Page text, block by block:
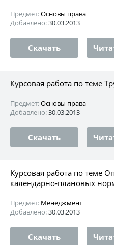
Предмет:Основы права
Добавлено:30.03.2013
Скачать
Курсовая работа по теме
Предмет:Основы права
Добавлено:30.03.2013
Скачать
Курсовая работа по теме
календарно-плановых
Предмет: Менеджмент
Добавлено:30.03.2013
Скачать